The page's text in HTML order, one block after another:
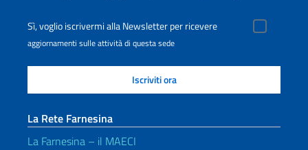
Sì, voglio iscrivermi alla Newsletter per ricevere
aggiornamenti sulle attività di questa sede
La Rete Farnesina
La Farnesina – il MAECI